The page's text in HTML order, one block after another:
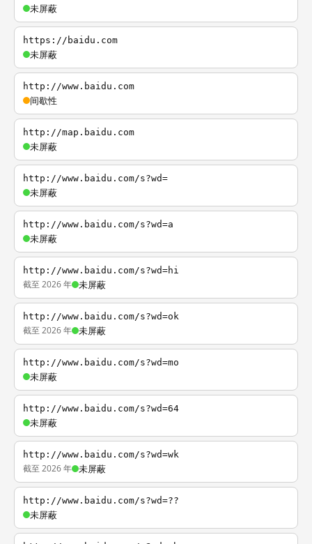
未屏蔽
https://baidu.com
未屏蔽
http://www.baidu.com
间歇性
http://map.baidu.com
未屏蔽
http://www.baidu.com/s?wd=
未屏蔽
http://www.baidu.com/s?wd=a
未屏蔽
http://www.baidu.com/s?wd=hi
截至 2026 年 未屏蔽
http://www.baidu.com/s?wd=ok
截至 2026 年 未屏蔽
http://www.baidu.com/s?wd=mo
未屏蔽
http://www.baidu.com/s?wd=64
未屏蔽
http://www.baidu.com/s?wd=wk
截至 2026 年 未屏蔽
http://www.baidu.com/s?wd=??
未屏蔽